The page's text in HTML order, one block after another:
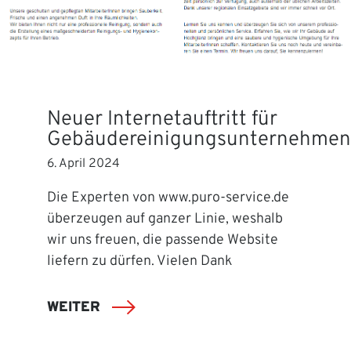
Neuer Internetauftritt für
Gebäudereinigungsunternehmen
6. April 2024
Die Experten von www.puro-service.de
überzeugen auf ganzer Linie, weshalb
wir uns freuen, die passende Website
liefern zu dürfen. Vielen Dank
WEITER